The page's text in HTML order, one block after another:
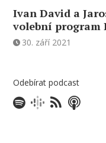
Ivan David a
volební program
30. září 2021
Odebírat podcast